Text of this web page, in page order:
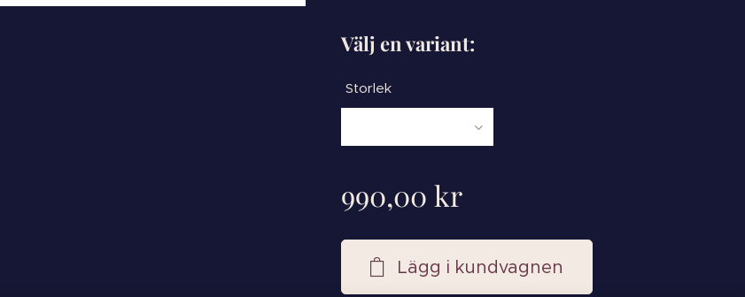
Välj en variant:
Storlek
990,00 kr
Lägg i kundvagnen